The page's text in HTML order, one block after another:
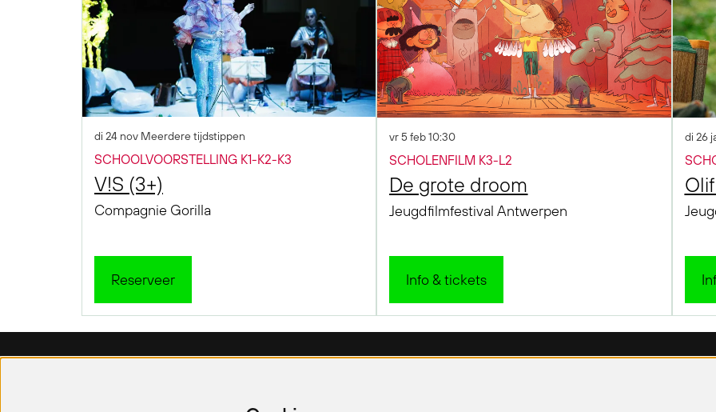
V!S (3+)
Compagnie Gorilla
SCHOOLVOORSTELLING K1-K2-K3
di 24 nov Meerdere tijdstippen
Reserveer
De grote droom
Jeugdfilmfestival Antwerpen
SCHOLENFILM K3-L2
vr 5 feb10:30
Info & tickets
di 26